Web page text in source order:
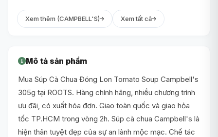
Xem thêm (CAMPBELL'S) Xem tất cả
Mô tả sản phẩm
Mua Súp Cà Chua Đóng Lon Tomato Soup Campbell's
305g tại ROOTS. Hàng chính hãng, nhiều chương trình
ưu đãi, có xuất hóa đơn. Giao toàn quốc và giao hỏa
tốc TP.HCM trong vòng 2h. Súp cà chua Campbell's là
hiện thân tuyệt đẹp của sự an lành mộc mạc. Chế tác